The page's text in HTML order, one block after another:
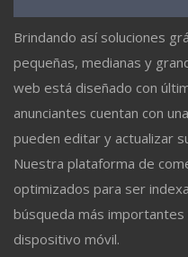
Brindando así soluciones
pequeñas, medianas y
web está diseñado con
anunciantes cuentan con
pueden editar y actualizar
Nuestra plataforma de
optimizados para ser
búsqueda más
dispositivo móvil.